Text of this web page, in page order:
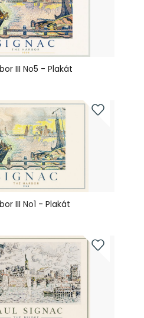
III No5 - Plakát
III No1 - Plakát